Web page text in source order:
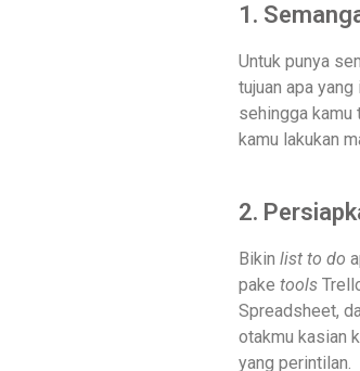
1.
Untuk punya
tujuan apa
sehingga kamu
kamu lakukan
2.
Bikin list to do
pake tools
Spreadsheet,
otakmu kasian
yang perintilan.